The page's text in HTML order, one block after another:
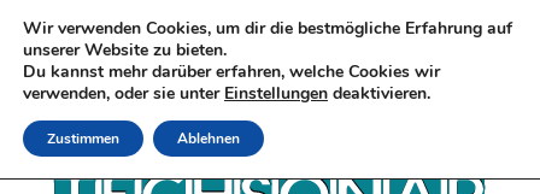
Wir verwenden Cookies, um dir die bestmögliche Erfahrung auf
unserer Website zu bieten.
Du kannst mehr darüber erfahren, welche Cookies wir
verwenden, oder sie unter Einstellungen deaktivieren.
Zustimmen Ablehnen